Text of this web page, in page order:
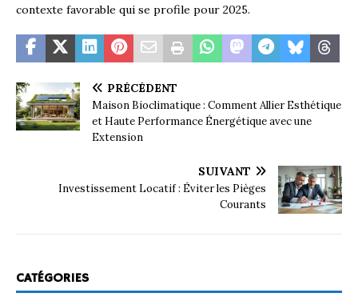
contexte favorable qui se profile pour 2025.
PRÉCÉDENT
Maison Bioclimatique : Comment Allier Esthétique
et Haute Performance Énergétique avec une
Extension
SUIVANT
Investissement Locatif : Éviter les Pièges
Courants
CATÉGORIES